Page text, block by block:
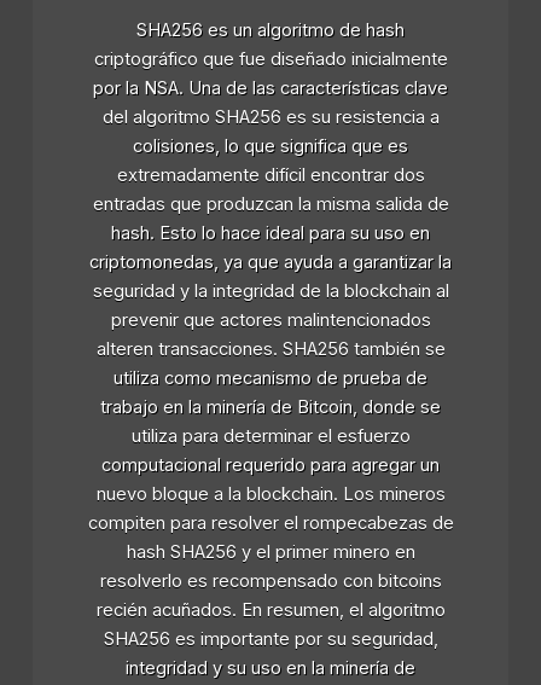
SHA256 es un algoritmo de hash
criptográfico que fue diseñado inicialmente
por la NSA. Una de las características clave
del algoritmo SHA256 es su resistencia a
colisiones, lo que significa que es
extremadamente difícil encontrar dos
entradas que produzcan la misma salida de
hash. Esto lo hace ideal para su uso en
criptomonedas, ya que ayuda a garantizar la
seguridad y la integridad de la blockchain al
prevenir que actores malintencionados
alteren transacciones. SHA256 también se
utiliza como mecanismo de prueba de
trabajo en la minería de Bitcoin, donde se
utiliza para determinar el esfuerzo
computacional requerido para agregar un
nuevo bloque a la blockchain. Los mineros
compiten para resolver el rompecabezas de
hash SHA256 y el primer minero en
resolverlo es recompensado con bitcoins
recién acuñados. En resumen, el algoritmo
SHA256 es importante por su seguridad,
integridad y su uso en la minería de